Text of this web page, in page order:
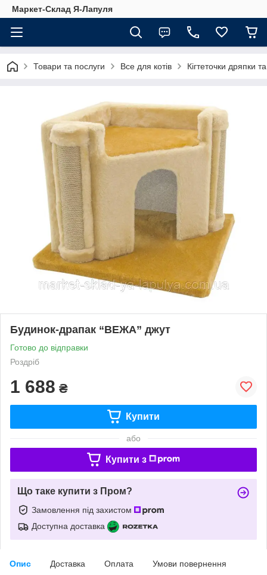
Маркет-Склад Я-Лапуля
Товари та послуги Все для котів Кігтеточки дряпки
Будинок-драпак “ВЕЖА” джут
Готово до відправки
Роздріб
1 688 ₴
Купити
або
Купити з
Що таке купити з Пром?
Замовлення під захистом
Доступна доставка
Опис Доставка Оплата Умови повернення